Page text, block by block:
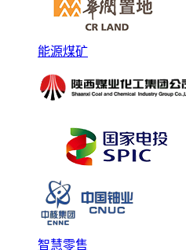
能源煤矿
智慧零售